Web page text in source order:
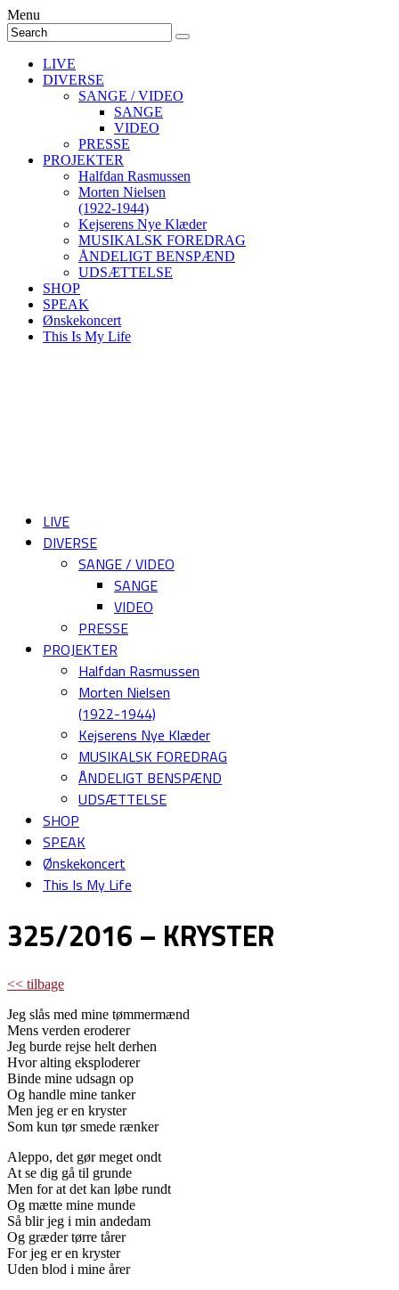
Menu
LIVE
DIVERSE
SANGE / VIDEO
SANGE
VIDEO
PRESSE
PROJEKTER
Halfdan Rasmussen
Morten Nielsen
(1922-1944)
Kejserens Nye Klæder
MUSIKALSK FOREDRAG
ÅNDELIGT BENSPÆND
UDSÆTTELSE
SHOP
SPEAK
Ønskekoncert
This Is My Life
LIVE
DIVERSE
SANGE / VIDEO
SANGE
VIDEO
PRESSE
PROJEKTER
Halfdan Rasmussen
Morten Nielsen
(1922-1944)
Kejserens Nye Klæder
MUSIKALSK FOREDRAG
ÅNDELIGT BENSPÆND
UDSÆTTELSE
SHOP
SPEAK
Ønskekoncert
This Is My Life
325/2016 – KRYSTER
<< tilbage
Jeg slås med mine tømmermænd
Mens verden eroderer
Jeg burde rejse helt derhen
Hvor alting eksploderer
Binde mine udsagn op
Og handle mine tanker
Men jeg er en kryster
Som kun tør smede rænker
Aleppo, det gør meget ondt
At se dig gå til grunde
Men for at det kan løbe rundt
Og mætte mine munde
Så blir jeg i min andedam
Og græder tørre tårer
For jeg er en kryster
Uden blod i mine årer